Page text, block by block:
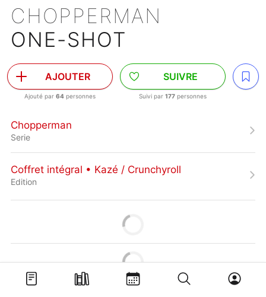
CHOPPERMAN
ONE-SHOT
AJOUTER
Ajouté par 64 personnes
SUIVRE
Suivi par 177 personnes
Chopperman
Serie
Coffret intégral • Kazé / Crunchyroll
Edition